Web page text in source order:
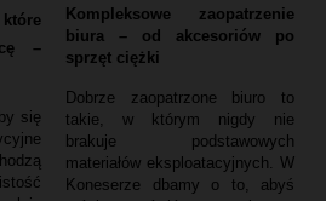
–
się
Kompleksowe zaopatrzenie
biura – od akcesoriów po
sprzęt ciężki
Dobrze zaopatrzone biuro to
takie,
w którym nigdy nie
brakuje podstawowych
materiałów eksploatacyjnych.
W
Koneserze dbamy o to,
abyś